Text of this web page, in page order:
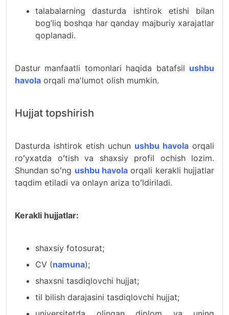
talabalarning dasturda ishtirok etishi bilan
bog’liq boshqa har qanday majburiy xarajatlar
qoplanadi.
Dastur manfaatli tomonlari haqida batafsil ushbu
havola orqali maʼlumot olish mumkin.
Hujjat topshirish
Dasturda ishtirok etish uchun ushbu havola orqali
roʻyxatda oʻtish va shaxsiy profil ochish lozim.
Shundan soʻng ushbu havola orqali kerakli hujjatlar
taqdim etiladi va onlayn ariza toʻldiriladi.
Kerakli hujjatlar:
shaxsiy fotosurat;
CV (namuna);
shaxsni tasdiqlovchi hujjat;
til bilish darajasini tasdiqlovchi hujjat;